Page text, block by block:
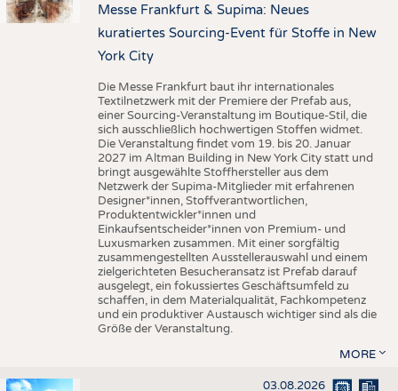
Messe Frankfurt & Supima: Neues
kuratiertes Sourcing-Event für Stoffe in New
York City
Die Messe Frankfurt baut ihr internationales
Textilnetzwerk mit der Premiere der Prefab aus,
einer Sourcing-Veranstaltung im Boutique-Stil, die
sich ausschließlich hochwertigen Stoffen widmet.
Die Veranstaltung findet vom 19. bis 20. Januar
2027 im Altman Building in New York City statt und
bringt ausgewählte Stoffhersteller aus dem
Netzwerk der Supima-Mitglieder mit erfahrenen
Designer*innen, Stoffverantwortlichen,
Produktentwickler*innen und
Einkaufsentscheider*innen von Premium- und
Luxusmarken zusammen. Mit einer sorgfältig
zusammengestellten Ausstellerauswahl und einem
zielgerichteten Besucheransatz ist Prefab darauf
ausgelegt, ein fokussiertes Geschäftsumfeld zu
schaffen, in dem Materialqualität, Fachkompetenz
und ein produktiver Austausch wichtiger sind als die
Größe der Veranstaltung.
MORE
03.08.2026